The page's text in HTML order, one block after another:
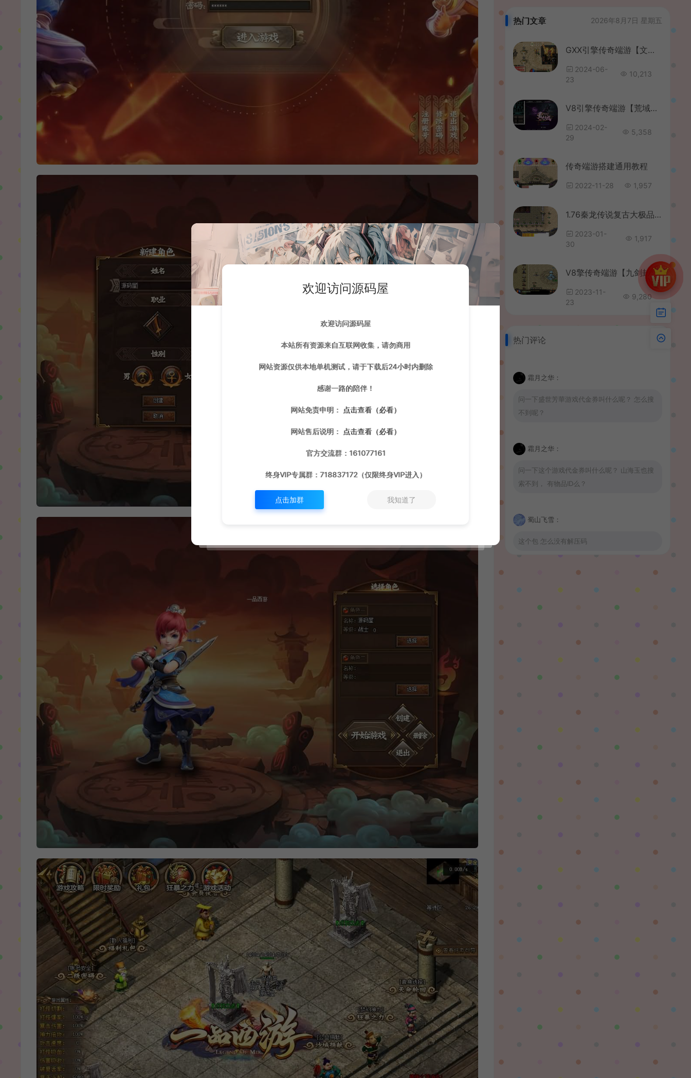
热门文章 2026年8月7日 星期五
GXX引擎传奇端游【文龙探秘HD高清版】最新整理WIN系服务端+配套补丁+详细搭建教程
2024-06-
23
10,213
V8引擎传奇端游【荒域专属单职业九大陆】最新整理WIN系服务端+配套补丁网站+详细搭建教程+视频教程
2024-02-
29
5,358
传奇端游搭建通用教程
2022-11-28 1,957
1.76秦龙传说复古大极品三职业传奇带假人版本【Gom引擎】
2023-01-
30
1,917
V8擎传奇端游【九剑封天单职业】最新整理WIN系服务端+配套补丁网站+详细搭建教程+视频教程+攻略
2023-11-
23
9,280
热门评论
霜月之华：
问一下盛世芳華游戏代金券叫什么呢？ 怎么搜
不到呢？
霜月之华：
问一下这个游戏代金券叫什么呢？ 山海玉也搜
索不到， 有物品ID么？
蜀山飞雪：
这个包 怎么没有解压码
问一下这个游戏代金券叫什么呢？GM后台搜不
欢迎访问源码屋
欢迎访问源码屋
本站所有资源来自互联网收集，请勿商用
网站资源仅供本地单机测试，请于下载后24小时内删除
感谢一路的陪伴！
网站免责申明： 点击查看（必看）
网站售后说明： 点击查看（必看）
官方交流群：161077161
终身VIP专属群：718837172（仅限终身VIP进入）
点击加群 我知道了